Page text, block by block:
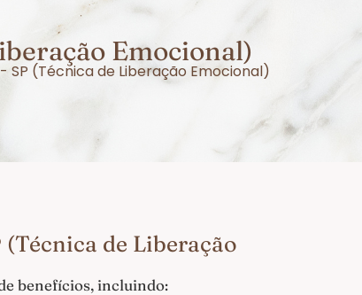
Emocional)
(Técnica de Liberação Emocional)
de Liberação
benefícios, incluindo: